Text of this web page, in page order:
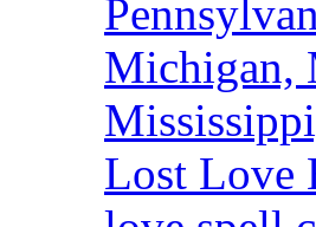
Michigan,
Lost Love